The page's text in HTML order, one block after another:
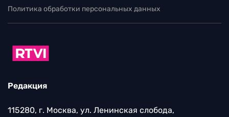
Политика обработки персональных данных
Редакция
115280, г. Москва, ул. Ленинская слобода,